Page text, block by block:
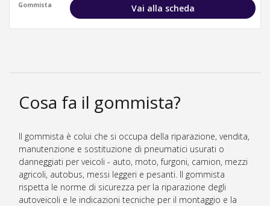
Gommista Vai alla scheda
Cosa fa il gommista?
Il gommista è colui che si occupa della riparazione, vendita,
manutenzione e sostituzione di pneumatici usurati o
danneggiati per veicoli - auto, moto, furgoni, camion, mezzi
agricoli, autobus, messi leggeri e pesanti. Il gommista
rispetta le norme di sicurezza per la riparazione degli
autoveicoli e le indicazioni tecniche per il montaggio e la